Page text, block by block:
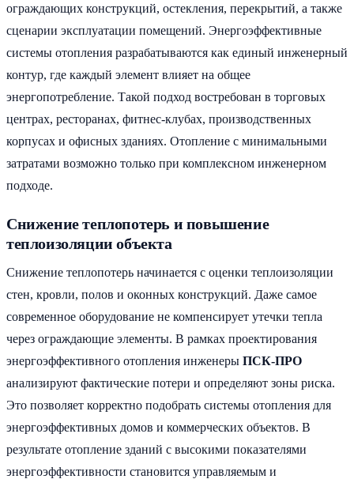
ограждающих конструкций, остекления, перекрытий, а также
сценарии эксплуатации помещений. Энергоэффективные
системы отопления разрабатываются как единый инженерный
контур, где каждый элемент влияет на общее
энергопотребление. Такой подход востребован в торговых
центрах, ресторанах, фитнес-клубах, производственных
корпусах и офисных зданиях. Отопление с минимальными
затратами возможно только при комплексном инженерном
подходе.
Снижение теплопотерь и повышение
теплоизоляции объекта
Снижение теплопотерь начинается с оценки теплоизоляции
стен, кровли, полов и оконных конструкций. Даже самое
современное оборудование не компенсирует утечки тепла
через ограждающие элементы. В рамках проектирования
энергоэффективного отопления инженеры ПСК-ПРО
анализируют фактические потери и определяют зоны риска.
Это позволяет корректно подобрать системы отопления для
энергоэффективных домов и коммерческих объектов. В
результате отопление зданий с высокими показателями
энергоэффективности становится управляемым и